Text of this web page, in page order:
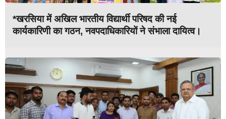
*खरसिया में अखिल भारतीय विद्यार्थी परिषद की नई
कार्यकारिणी का गठन, नवपदाधिकारियों ने संभाला दायित्व।